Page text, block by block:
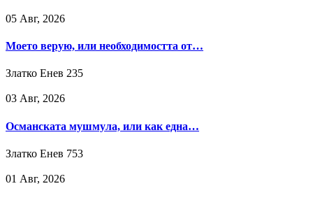
05 Авг, 2026
Моето верую, или необходимостта от…
Златко Енев 235
03 Авг, 2026
Османската мушмула, или как една…
Златко Енев 753
01 Авг, 2026